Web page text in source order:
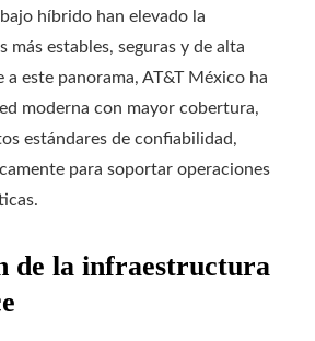
híbrido han elevado la
más estables, seguras y de alta
a este panorama, AT&T México ha
moderna con mayor cobertura,
estándares de confiabilidad,
para soportar operaciones
de la infraestructura